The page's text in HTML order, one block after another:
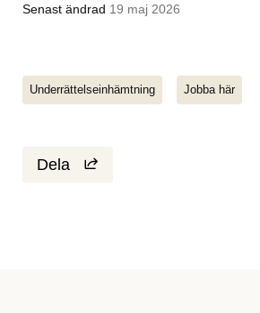
Senast ändrad 19 maj 2026
Underrättelseinhämtning Jobba här
Dela